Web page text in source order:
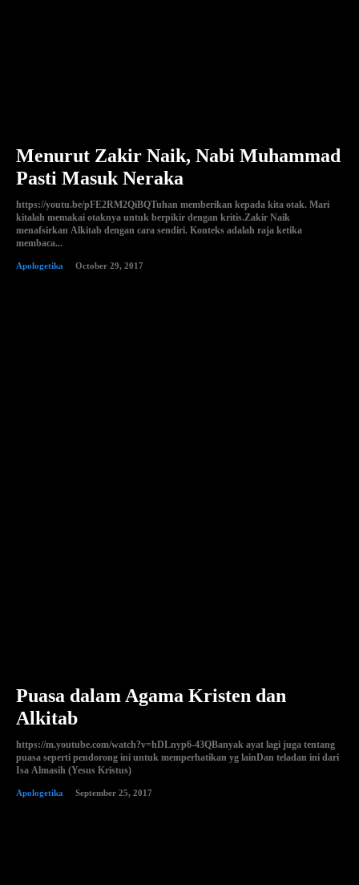
Menurut Zakir Naik, Nabi Muhammad
Pasti Masuk Neraka
https://youtu.be/pFE2RM2QiBQTuhan memberikan kepada kita otak. Mari
kitalah memakai otaknya untuk berpikir dengan kritis.Zakir Naik
menafsirkan Alkitab dengan cara sendiri. Konteks adalah raja ketika
membaca...
Apologetika October 29, 2017
Puasa dalam Agama Kristen dan
Alkitab
https://m.youtube.com/watch?v=hDLnyp6-43QBanyak ayat lagi juga tentang
puasa seperti pendorong ini untuk memperhatikan yg lainDan teladan ini dari
Isa Almasih (Yesus Kristus)
Apologetika September 25, 2017